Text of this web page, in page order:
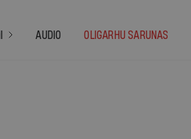
AUDIO OLIGARHU SARUNAS